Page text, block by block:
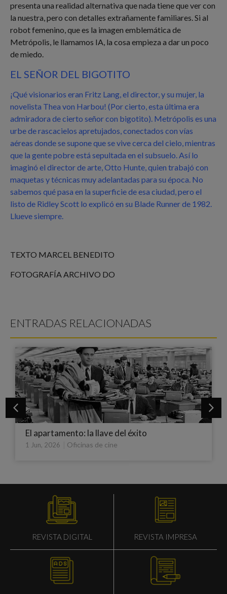
presenta una realidad alternativa que nada tiene que ver con
la nuestra, pero con detalles extrañamente familiares. Si al
robot femenino, que es la imagen emblemática de
Metrópolis, le llamamos IA, la cosa empieza a dar un poco
de miedo.
EL SEÑOR DEL BIGOTITO
¡Qué visionarios eran Fritz Lang, el director, y su mujer, la
novelista Thea von Harbou! (Por cierto, esta última era
admiradora de cierto señor con bigotito). Metrópolis es una
urbe de rascacielos apretujados, conectados con vías
aéreas donde se supone que se vive cerca del cielo, mientras
que la gente pobre está sepultada en el subsuelo. Así lo
imaginó el director de arte, Otto Hunte, quien trabajó con
maquetas y técnicas muy adelantadas para su época. No
sabemos qué pasa en la superficie de esa ciudad, pero el
listo de Ridley Scott lo explicó en su Blade Runner de 1982.
Llueve siempre.
TEXTO MARCEL BENEDITO
FOTOGRAFÍA ARCHIVO DO
ENTRADAS RELACIONADAS
Severance: tengo el cabezón ‘partío’
11 Ago, 2025
REVISTA DIGITAL REVISTA IMPRESA